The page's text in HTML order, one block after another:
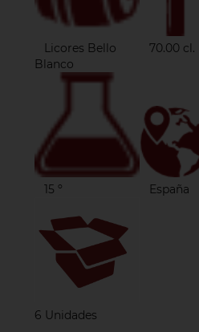
Licores Bello
Blanco
70.00 cl.
15 º España
6 Unidades